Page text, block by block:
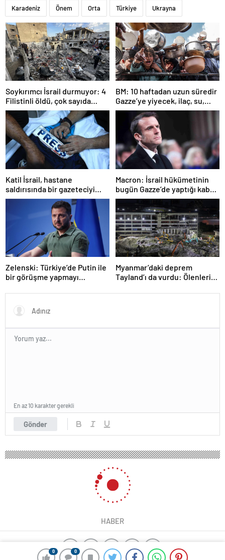
0 0
Karadeniz Önem Orta Türkiye Ukrayna
Soykırımcı İsrail durmuyor: 4
Filistinli öldü, çok sayıda
yaralı var
BM: 10 haftadan uzun süredir
Gazze’ye yiyecek, ilaç, su,
çadır girmedi
Katil İsrail, hastane
saldırısında bir gazeteciyi
öldürdüğünü itiraf etti
Macron: İsrail hükümetinin
bugün Gazze’de yaptığı kabul
edilemez
Zelenski: Türkiye’de Putin ile
bir görüşme yapmayı
Myanmar’daki deprem
Tayland’ı da vurdu: Ölenlerin
Gönder
En az 10 karakter gerekli
HABER